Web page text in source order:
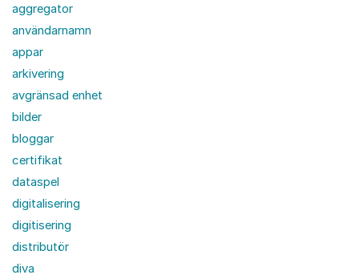
aggregator
användarnamn
appar
arkivering
avgränsad enhet
bilder
bloggar
certifikat
dataspel
digitalisering
digitisering
distributör
diva